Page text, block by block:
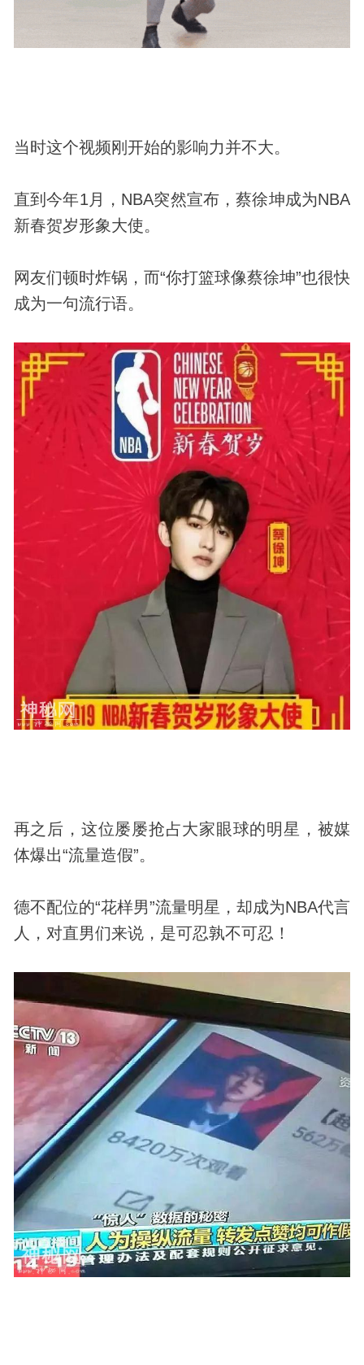
当时这个视频刚开始的影响力并不大。
直到今年1月，NBA突然宣布，蔡徐坤成为NBA
新春贺岁形象大使。
网友们顿时炸锅，而“你打篮球像蔡徐坤”也很快
成为一句流行语。
再之后，这位屡屡抢占大家眼球的明星，被媒
体爆出“流量造假”。
德不配位的“花样男”流量明星，却成为NBA代言
人，对直男们来说，是可忍孰不可忍！